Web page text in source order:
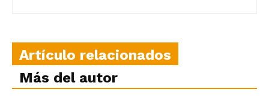
Artículo relacionados
Más del autor